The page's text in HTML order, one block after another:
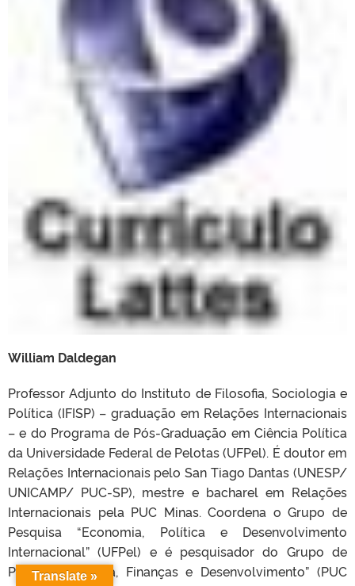
William Daldegan
Professor Adjunto do Instituto de Filosofia, Sociologia e
Política (IFISP) – graduação em Relações Internacionais
– e do Programa de Pós-Graduação em Ciência Política
da Universidade Federal de Pelotas (UFPel). É doutor em
Relações Internacionais pelo San Tiago Dantas (UNESP/
UNICAMP/ PUC-SP), mestre e bacharel em Relações
Internacionais pela PUC Minas. Coordena o Grupo de
Pesquisa “Economia, Política e Desenvolvimento
Internacional” (UFPel) e é pesquisador do Grupo de
Pesquisa “Moeda, Finanças e Desenvolvimento” (PUC
Translate »